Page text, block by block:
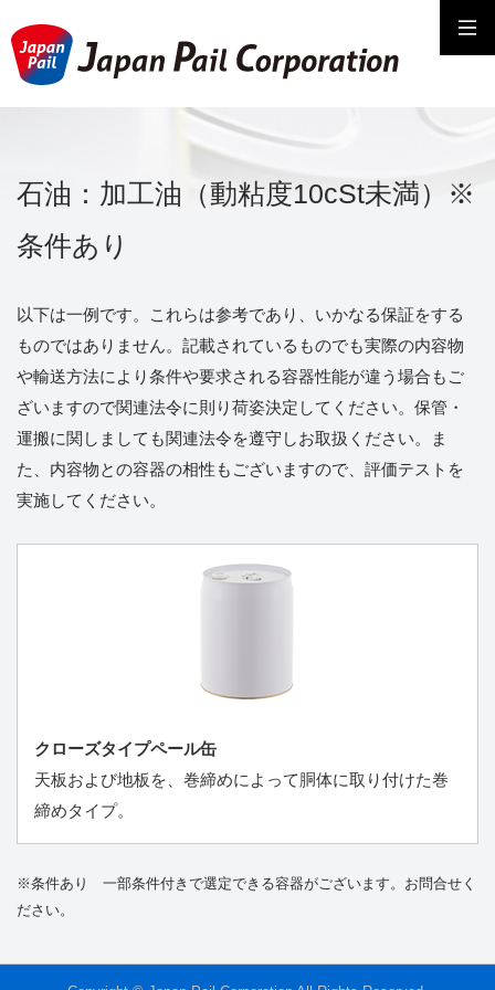
石油：加工油（動粘度10cSt未満）※
条件あり
以下は一例です。これらは参考であり、いかなる保証をする
ものではありません。記載されているものでも実際の内容物
や輸送方法により条件や要求される容器性能が違う場合もご
ざいますので関連法令に則り荷姿決定してください。保管・
運搬に関しましても関連法令を遵守しお取扱ください。ま
た、内容物との容器の相性もございますので、評価テストを
実施してください。
クローズタイプペール缶
天板および地板を、巻締めによって胴体に取り付けた巻
締めタイプ。
※条件あり 一部条件付きで選定できる容器がございます。お問合せく
ださい。